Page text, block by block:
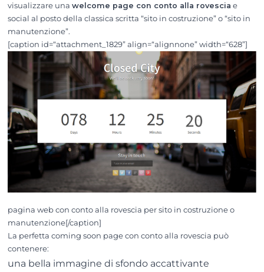
visualizzare una welcome page con conto alla rovescia e
social al posto della classica scritta “sito in costruzione” o “sito in
manutenzione”.
[caption id=“attachment_1829” align=“alignnone” width=“628”]
pagina web con conto alla rovescia per sito in costruzione o
manutenzione[/caption]
La perfetta coming soon page con conto alla rovescia può
contenere:
una bella immagine di sfondo accattivante